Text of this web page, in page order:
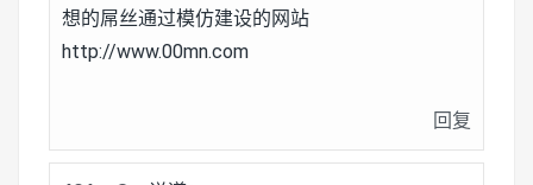
想的屌丝通过模仿建设的网站
http://www.00mn.com
回复